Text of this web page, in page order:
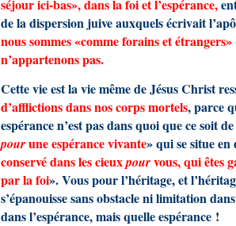
séjour ici-bas», dans la foi et l’espérance,
de la dispersion juive auxquels écrivait
nous sommes «comme forains et
n’appartenons pas.
Cette vie est la vie même de Jésus Christ
d’afflictions dans nos corps mortels, parce
espérance n’est pas dans quoi que ce soit
pourune espérance vivante» qui se situe
conservé dans les cieuxpourvous, qui êtes
par la foi». Vous pour l’héritage, et
s’épanouisse sans obstacle ni limitation
dans l’espérance, mais quelle espérance !